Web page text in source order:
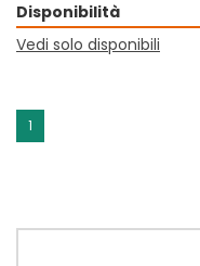
Disponibilità
Vedi solo disponibili
1